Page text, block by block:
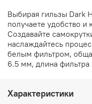
Выбирая гильзы Dark
получаете удобство и
Создавайте
наслаждайтесь
белым фильтром,
6.5 мм, длина
Характеристики